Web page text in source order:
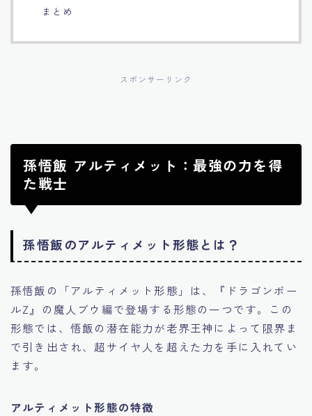
Português
まとめ
スポンサーリンク
孫悟飯 アルティメット：最強の力を得
た戦士
孫悟飯のアルティメット形態とは？
孫悟飯の「アルティメット形態」は、『ドラゴンボー
ルZ』の魔人ブウ編で登場する形態の一つです。この
形態では、悟飯の潜在能力が老界王神によって限界ま
で引き出され、超サイヤ人を超えた力を手に入れてい
ます。
アルティメット形態の特徴